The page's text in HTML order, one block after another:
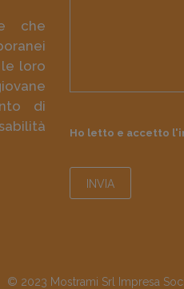
che
loro
di
Ho letto e accetto
© 2023 Mostrami Srl Impresa